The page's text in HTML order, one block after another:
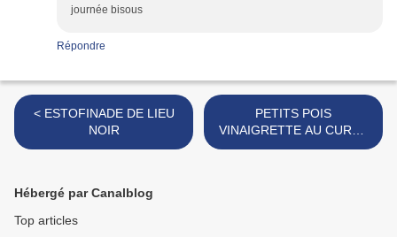
journée bisous
Répondre
< ESTOFINADE DE LIEU
NOIR
PETITS POIS
VINAIGRETTE AU CURRY
ET YAOURT ACIDULE >
Hébergé par Canalblog
Top articles